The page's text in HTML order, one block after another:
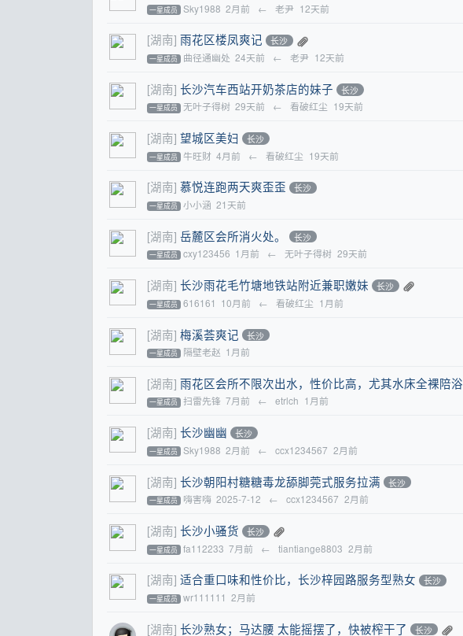
一星成员 Sky1988 2月前 ← 老尹 12天前
[湖南] 雨花区楼凤爽记 长沙
一星成员 曲径通幽处 24天前 ← 老尹 12天前
[湖南] 长沙汽车西站开奶茶店的妹子 长沙
一星成员 无叶子得树 29天前 ← 看破红尘 19天前
[湖南] 望城区美妇 长沙
一星成员 牛旺财 4月前 ← 看破红尘 19天前
[湖南] 慕悦连跑两天爽歪歪 长沙
一星成员 小小涵 21天前
[湖南] 岳麓区会所消火处。 长沙
一星成员 cxy123456 1月前 ← 无叶子得树 29天前
[湖南] 长沙雨花毛竹塘地铁站附近兼职嫩妹 长沙
一星成员 616161 10月前 ← 看破红尘 1月前
[湖南] 梅溪荟爽记 长沙
一星成员 隔壁老赵 1月前
[湖南] 雨花区会所不限次出水，性价比高，尤其水床全裸陪浴
一星成员 扫雷先锋 7月前 ← etrlch 1月前
[湖南] 长沙幽幽 长沙
一星成员 Sky1988 2月前 ← ccx1234567 2月前
[湖南] 长沙朝阳村糖糖毒龙舔脚莞式服务拉满 长沙
一星成员 嗨害嗨 2025-7-12 ← ccx1234567 2月前
[湖南] 长沙小骚货 长沙
一星成员 fa112233 7月前 ← tiantiange8803 2月前
[湖南] 适合重口味和性价比，长沙梓园路服务型熟女 长沙
一星成员 wr111111 2月前
[湖南] 长沙熟女；马达腰 太能摇摆了，快被榨干了 长沙